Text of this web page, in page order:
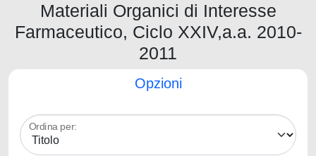
Materiali Organici di Interesse
Farmaceutico, Ciclo XXIV,a.a. 2010-
2011
Opzioni
Ordina per: